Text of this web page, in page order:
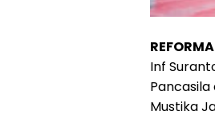
Inf
Mustika